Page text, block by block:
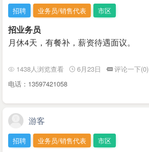
招聘 业务员/销售代表 市区
招业务员
月休4天，有餐补，薪资待遇面议。
1438人浏览查看 6月23日
评论一下(0)
电话：13597421058
游客
招聘 业务员/销售代表 市区